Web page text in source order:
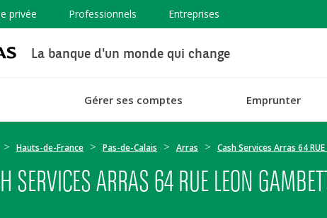
privée Professionnels Entreprises
La banque d'un monde qui change
Gérer ses comptes Emprunter
Hauts-de-France Pas-de-Calais Arras Cash Services Arras 64
SERVICES ARRAS 64 RUE LEON